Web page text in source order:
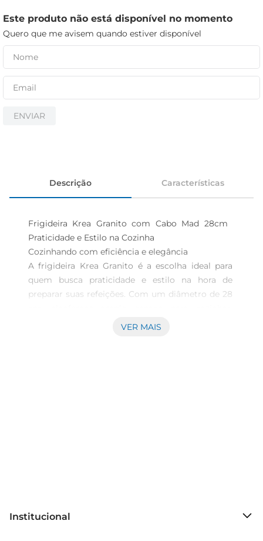
Este produto não está disponível no momento
Quero que me avisem quando estiver disponível
ENVIAR
Descrição Características
Frigideira Krea Granito com Cabo Mad 28cm
Praticidade e Estilo na Cozinha
Cozinhando com eficiência e elegância
A frigideira Krea Granito é a escolha ideal para
quem busca praticidade e estilo na hora de
preparar suas refeições. Com um diâmetro de 28
permitindo que você prepare desde omeletes até
substâncias nocivas, garantindo que suas
VER MAIS
Institucional
iogurte
papel higiênico
cerveja